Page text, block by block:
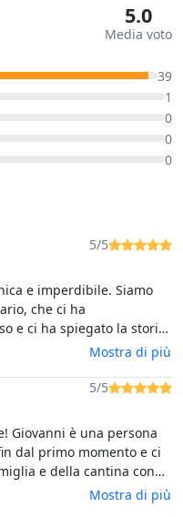
5.0
Media voto
39
1
0
0
0
5/5
e imperdibile. Siamo
che ci ha
e ci ha spiegato la storia
in cima a una collina,
potuto ammirare il
gli assaggi di cibo locale
sicuramente 🫶🏻
Mostra di più
5/5
Giovanni è una persona
dal primo momento e ci
e della cantina con
cuore. I vini sonoMostra di più